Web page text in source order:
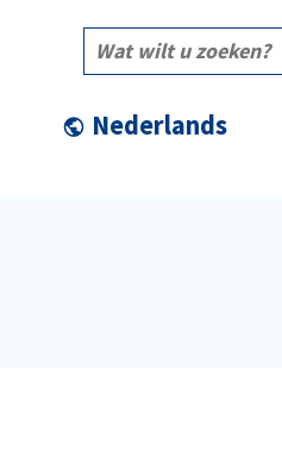
Wat
wilt
zoeken?